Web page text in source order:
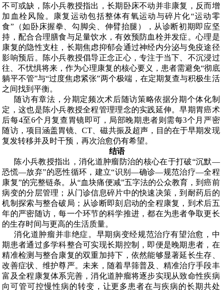
不可或缺，陈小兵教授指出，长期卧床不动并非康复，反而增
加血栓风险。康复运动包括整体有氧运动与碎片化“运动零
食” （如卧床握拳、勾脚尖、伸臂抬腿），从诊断初期即应坚
持，配合合理膳食与足量饮水，有效预防血栓并发症。心理是
康复的隐性支柱，长期焦虑抑郁会通过神经内分泌与免疫途径
影响预后。陈小兵教授倡导正念正心，专注于当下、不沉浸过
往、不忧惧将来，作为心理康复的核心要义，患者需避免“彻底
躺平不管”与“过度焦虑紧张”两个极端，在定期复查与积极生活
之间找到平衡。
随访有章法，分期定频次术后随访策略依据分期个体化制
定，这也是陈小兵教授全程管理理念的实践延伸。早期胃癌术
后每4至6个月复查胃镜即可，局部晚期患者则需每3个月严密
随访，项目涵盖胃镜、CT 、磁共振及超声，目的在于早期发现
复发转移并及时干预，再次治愈仍有希望。
结语
陈小兵教授指出，消化道肿瘤防治的核心在于打破“沉默—
恐慌—放弃”的恶性循环，建立“识别—确诊—规范治疗—全程
康复”的完整链条。从“血块痛便减”五字法的公众教育，到癌前
病变的分层管理；从门诊信息碎片中的快速决策，到耐药后的
机制探索与整合破局；从诊断即刻启动的全程康复，到术后五
年的严密随访，每一个环节的科学推进，都在为患者争取更长
的生存时间与更高的生活质量。
消化道肿瘤并非绝症。早期病变经规范治疗有望治愈，中
期患者通过多学科整合可实现长期控制，即便是晚期患者，在
精准检测与整合康复的双重加持下，依然能够显著延长生存、
改善症状、维护尊严。未来，随着早筛普及、精准治疗手段丰
富及全程康复体系完善，消化道肿瘤将逐步实现从致命性疾病
向可管可控慢性病的转变，让更多患者在与疾病的长期共处